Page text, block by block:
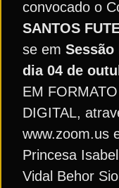
convocado o
SANTOS
se em
dia 04 de
EM
DIGITAL,
www.zoom.us
Princesa
Vidal Behor